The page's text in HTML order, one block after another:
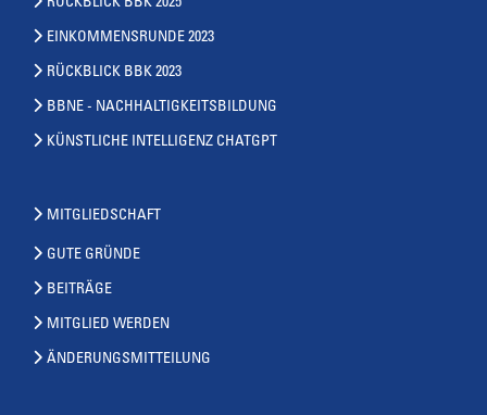
RÜCKBLICK BBK 2025
EINKOMMENSRUNDE 2023
RÜCKBLICK BBK 2023
BBNE - NACHHALTIGKEITSBILDUNG
KÜNSTLICHE INTELLIGENZ CHATGPT
MITGLIEDSCHAFT
GUTE GRÜNDE
BEITRÄGE
MITGLIED WERDEN
ÄNDERUNGSMITTEILUNG